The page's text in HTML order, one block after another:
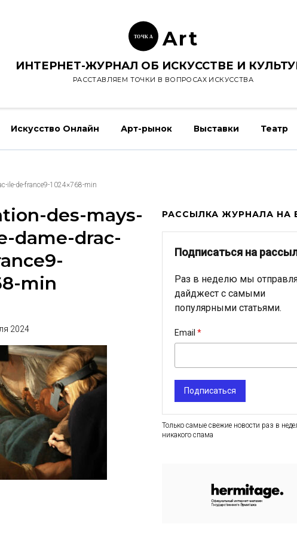
ТОЧК А Art
ИНТЕРНЕТ-ЖУРНАЛ ОБ ИСКУССТВЕ И
РАССТАВЛЯЕМ ТОЧКИ В ВОПРОСАХ ИСКУССТВА
Искусство Онлайн Арт-рынок Выставки Театр
ile-de-france9-1024×768-min
des-mays-
dame-drac-
min
2024
РАССЫЛКА ЖУРНАЛА НА
Подписаться на
Раз в неделю мы
дайджест с самыми
популярными статьями.
Email
Подписаться
Только самые свежие новости раз в
никакого спама